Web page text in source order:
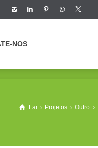
NOS
Lar Projetos Outro